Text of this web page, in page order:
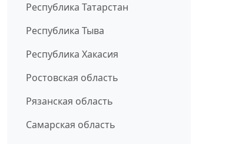
Республика Татарстан
Республика Тыва
Республика Хакасия
Ростовская область
Рязанская область
Самарская область